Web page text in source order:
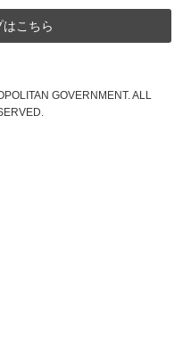
こちら
GOVERNMENT. ALL